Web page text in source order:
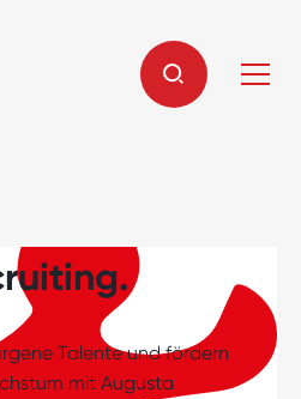
Talente und fördern
mit Augusta